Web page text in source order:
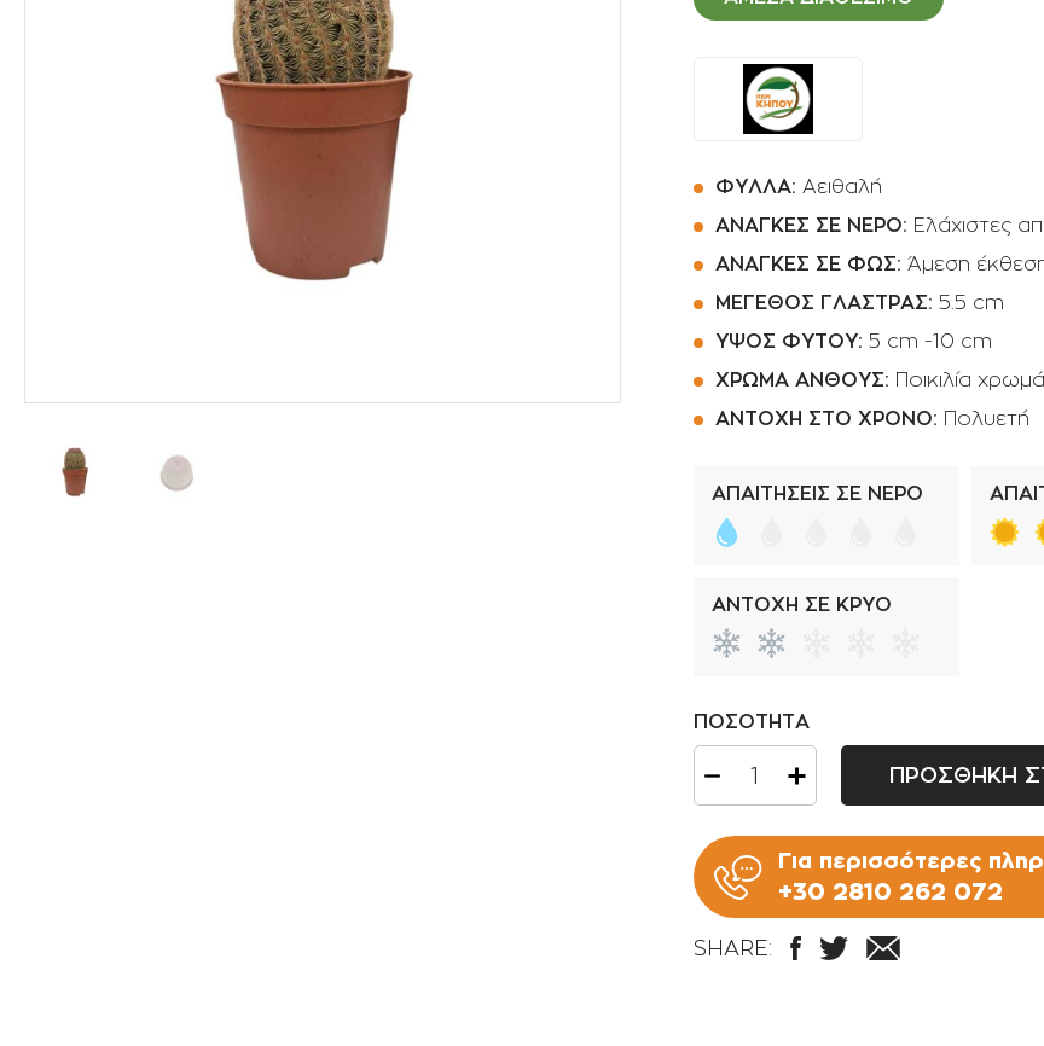
ΛΙΠΑΣΜΑΤΑ
ΣΠΟΡΟΙ - ΒΟΛΒΟΙ
Φοινικοειδή
Αρωματικά φυτά -
Αναρριχώμενα φυτά
Βολβοί πολυετής
Κρεμοκλαδή φυτά
Αγροστώδη
Ποτιστήρια
Πριόνια Χειρός
ΦΥΛΛΑ: Αειθαλή
ΑΝΑΓΚΕΣ ΣΕ ΝΕΡΟ: Ελάχιστες
ΑΝΑΓΚΕΣ ΣΕ ΦΩΣ: Άμεση
ΜΕΓΕΘΟΣ ΓΛΑΣΤΡΑΣ: 5.5 cm
ΥΨΟΣ ΦΥΤΟΥ: 5 cm -10 cm
ΧΡΩΜΑ ΑΝΘΟΥΣ:
Ποικιλία
ΑΝΤΟΧΗ ΣΤΟ ΧΡΟΝΟ:
Πολυετή
ΑΠΑΙΤΗΣΕΙΣ ΣΕ ΝΕΡΟ
ΑΝΤΟΧΗ ΣΕ ΚΡΥΟ
ΠΟΣΟΤΗΤΑ
ΠΡΟΣΘΗΚΗ
Για περισσότερες
+30 2810 262 072
SHARE: